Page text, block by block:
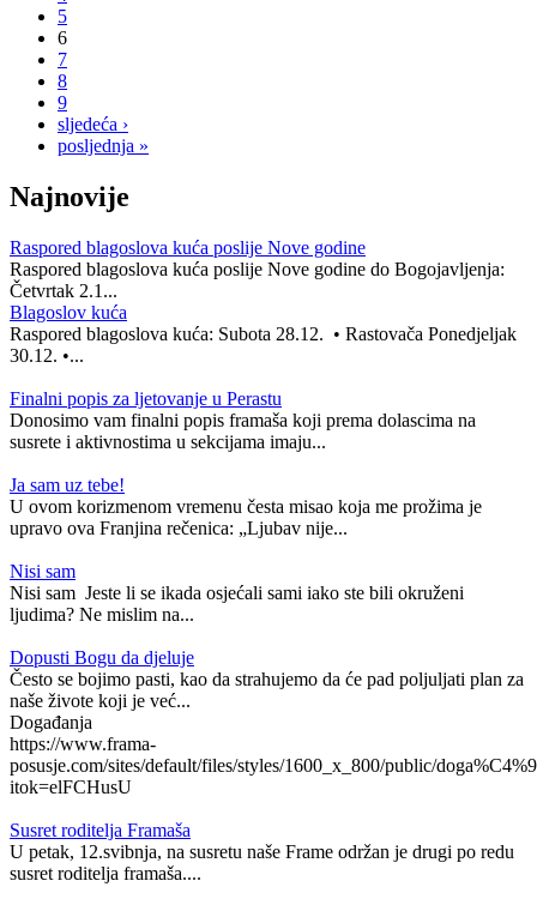
5
6
7
8
9
sljedeća ›
posljednja »
Najnovije
Raspored blagoslova kuća poslije Nove godine
Raspored blagoslova kuća poslije Nove godine do Bogojavljenja:
Četvrtak 2.1...
Blagoslov kuća
Raspored blagoslova kuća: Subota 28.12. • Rastovača Ponedjeljak
30.12. •...
Finalni popis za ljetovanje u Perastu
Donosimo vam finalni popis framaša koji prema dolascima na
susrete i aktivnostima u sekcijama imaju...
Ja sam uz tebe!
U ovom korizmenom vremenu česta misao koja me prožima je
upravo ova Franjina rečenica: „Ljubav nije...
Nisi sam
Nisi sam Jeste li se ikada osjećali sami iako ste bili okruženi
ljudima? Ne mislim na...
Dopusti Bogu da djeluje
Često se bojimo pasti, kao da strahujemo da će pad poljuljati plan za
naše živote koji je već...
Događanja
https://www.frama-
posusje.com/sites/default/files/styles/1600_x_800/public/
itok=elFCHusU
Susret roditelja Framaša
U petak, 12.svibnja, na susretu naše Frame održan je drugi po redu
susret roditelja framaša....